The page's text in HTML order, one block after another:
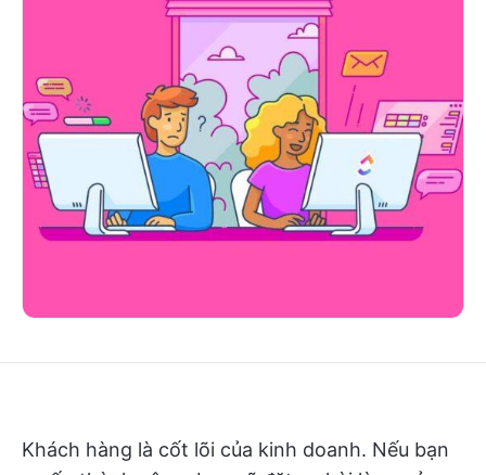
Khách hàng là cốt lõi của kinh doanh. Nếu bạn